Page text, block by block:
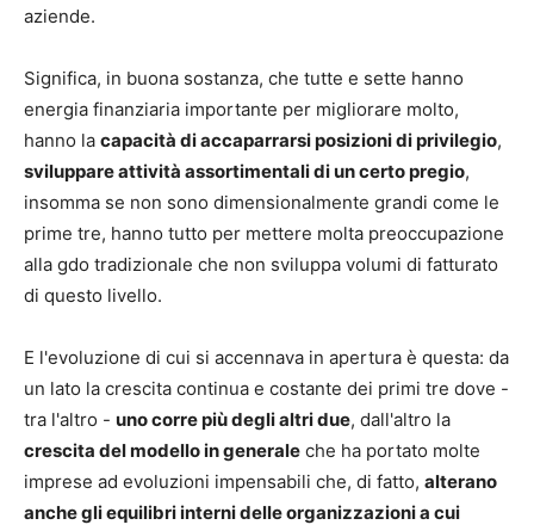
aziende.
Significa, in buona sostanza, che tutte e sette hanno
energia finanziaria importante per migliorare molto,
hanno la capacità di accaparrarsi posizioni di privilegio,
sviluppare attività assortimentali di un certo pregio,
insomma se non sono dimensionalmente grandi come le
prime tre, hanno tutto per mettere molta preoccupazione
alla gdo tradizionale che non sviluppa volumi di fatturato
di questo livello.
E l'evoluzione di cui si accennava in apertura è questa: da
un lato la crescita continua e costante dei primi tre dove -
tra l'altro - uno corre più degli altri due, dall'altro la
crescita del modello in generale che ha portato molte
imprese ad evoluzioni impensabili che, di fatto, alterano
anche gli equilibri interni delle organizzazioni a cui